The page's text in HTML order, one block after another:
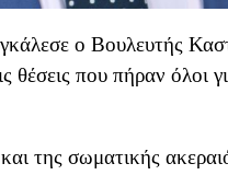
ο Βουλευτής
θέσεις που πήραν όλοι
της σωματικής